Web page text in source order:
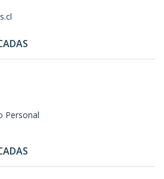
Personal